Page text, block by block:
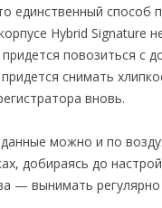
единственный способ
Hybrid Signature
повозиться с
снимать
вновь.
можно и по
добираясь до
— вынимать